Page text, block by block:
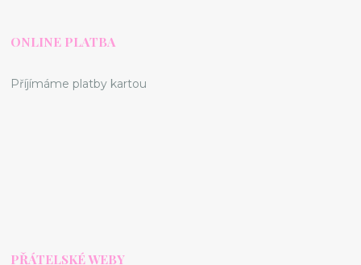
ONLINE PLATBA
Příjímáme platby kartou
PŘÁTELSKÉ WEBY